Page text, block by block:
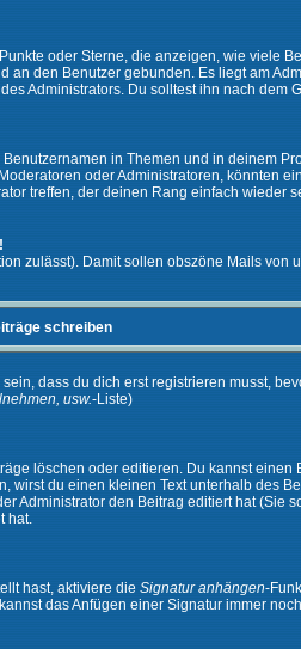
oder Sterne, die anzeigen, wie viele
den Benutzer gebunden. Es liegt am
Administrators. Du solltest ihn nach dem
in Themen und in deinem
oder Administratoren, könnten
treffen, der deinen Rang einfach wieder
zulässt). Damit sollen obszöne Mails
schreiben
dass du dich erst registrieren musst,
usw.-Liste)
löschen oder editieren. Du kannst
du einen kleinen Text unterhalb des
Administrator den Beitrag editiert hat (Sie
hat.
hast, aktiviere die Signatur anhängen-
das Anfügen einer Signatur immer